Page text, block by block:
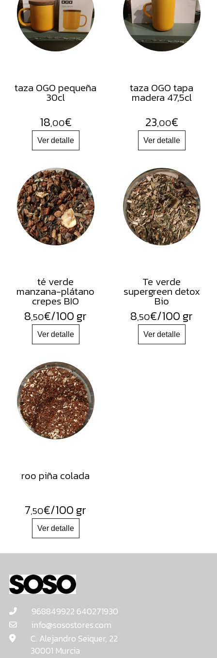
FRUTOS
SECOS
SAL
HIERBAS
ACEITES
FLORES
PRODUCTOS
ACCESORIOS
ALIMENTOS
DESHIDRATADOS
taza OGO pequeña
30cl
18,00€
taza OGO tapa
madera 47,5cl
23,00€
té verde
manzana-plátano
crepes BIO
8,50€/100 gr
Te verde
supergreen detox
Bio
8,50€/100 gr
roo piña colada
7,50€/100 gr
968849922 640271930
info@sosostores.com
C. Alejandro Seiquer, 22
30001 Murcia